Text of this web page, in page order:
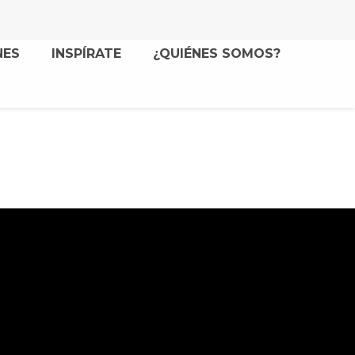
INSPÍRATE ¿QUIÉNES SOMOS?